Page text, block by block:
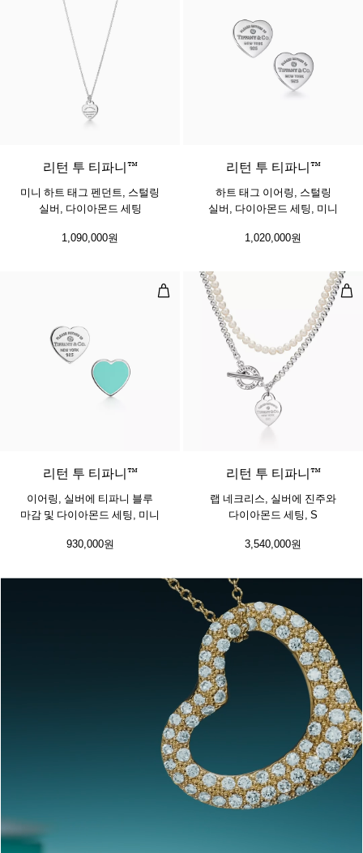
리턴 투 티파니™
미니 하트 태그 펜던트, 스털링
실버, 다이아몬드 세팅
1,090,000원
리턴 투 티파니™
하트 태그 이어링, 스털링
실버, 다이아몬드 세팅, 미니
1,020,000원
이어링, 실버에 티파니 블루 마감
리턴 투 티파니™
이어링, 실버에 티파니 블루
마감 및 다이아몬드 세팅, 미니
930,000원
랩
리턴 투 티파니™
랩 네크리스, 실버에 진주와
다이아몬드 세팅, S
3,540,000원